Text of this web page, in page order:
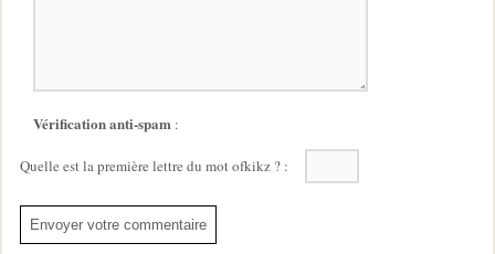
Vérification anti-spam :
Quelle est la première lettre du mot ofkikz ? :